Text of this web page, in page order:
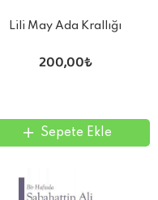
Lili May Ada Krallığı
200,00₺
Sepete Ekle